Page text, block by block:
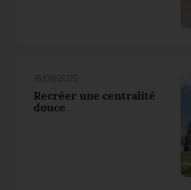
18/09/2025
Recréer une centralité
douce